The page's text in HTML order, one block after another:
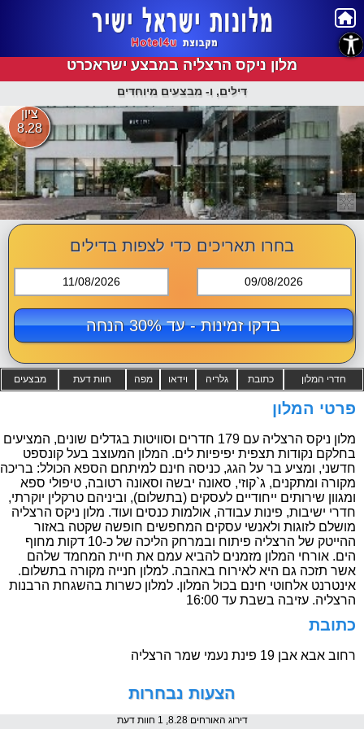
מלון ניקס הרצליה במבצע ישראכרט
דילים, ו- מבצעים מיוחדים
ציון
8.28
בחרו תאריכים כדי לצפות בדילים
11/08/2026 09/08/2026
בדקו זמינות - עד 30% הנחה
מבצעים חוות דעת מפה וידאו גלריה כתובת חדרי המלון
פרטי המלון
מלון ניקס הרצליה עם 179 חדרים וסוויטות בגדלים שונים, המציעים
בחלקם נקודות תצפית יפיפיות לים. המלון המעוצב בעל קונספט
חדשני, ומציע בר על הגג, כניסה חינם למיתחם הספא הכולל: בריכה
מקורה ומתקנים, ג`קוזי, סאונה יבשה וסאונה רטובה, טיפולי ספא
ומגוון שירותים ייחודיים לעסקים (בתשלום), וביניהם טרקלין יוקרתי,
חדרי ישיבות, פינות עבודה, אולמות כנסים ועוד. מלון ניקס הרצליה
מושלם לזוגות ולאנשי עסקים המחפשים חופשה שקטה באזור
ההייטק של הרצליה פיתוח ובמרחק הליכה של כ-10 דקות מחוף
הים. אורחי המלון מזמנים להביא עמם את חיית המחמד שלהם
אשר תזכה גם היא לאירוח באהבה. למלון חנייה מקורה בתשלום.
אינטרנט אלחוטי חינם בכול המלון. למלון כשרות בהשגחת הרבנות
הרצליה. עזיבה בשבת עד 16:00
כתובת
רחוב אבא אבן 19 פינת נעמי שמר הרצליה
הצעות נבחרות
דירוג האורחים 8.28, 1 חוות דעת
נגישות